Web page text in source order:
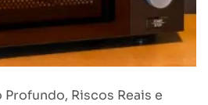
Riscos Reais e